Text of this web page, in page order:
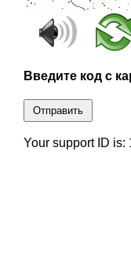
Введите код с
Отправить
Your support ID